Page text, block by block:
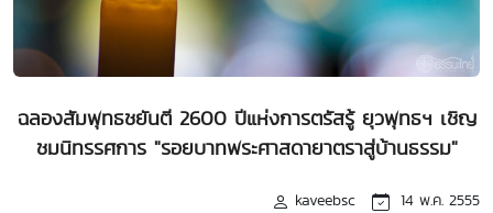
ฉลองสัมพุทธชยันตี 2600 ปีแห่งการตรัสรู้ ยุวพุทธฯ เชิญ
ชมนิทรรศการ "รอยบาทพระศาสดายาตราสู่บ้านธรรม"
kaveebsc 14 พ.ค. 2555